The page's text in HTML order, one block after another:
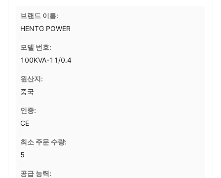
브랜드 이름:
HENTG POWER
모델 번호:
100KVA-11/0.4
원산지:
중국
인증:
CE
최소 주문 수량:
5
공급 능력: